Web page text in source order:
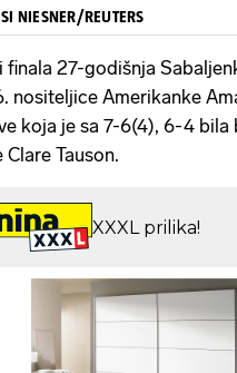
NIESNER/REUTERS
finala 27-godišnja
nositeljice Amerikanke
koja je sa 7-6(4), 6-4 bila
Clare Tauson.